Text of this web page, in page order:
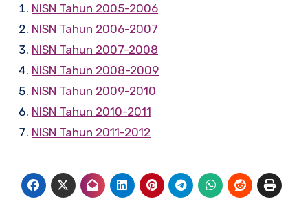
NISN Tahun 2005-2006
NISN Tahun 2006-2007
NISN Tahun 2007-2008
NISN Tahun 2008-2009
NISN Tahun 2009-2010
NISN Tahun 2010-2011
NISN Tahun 2011-2012